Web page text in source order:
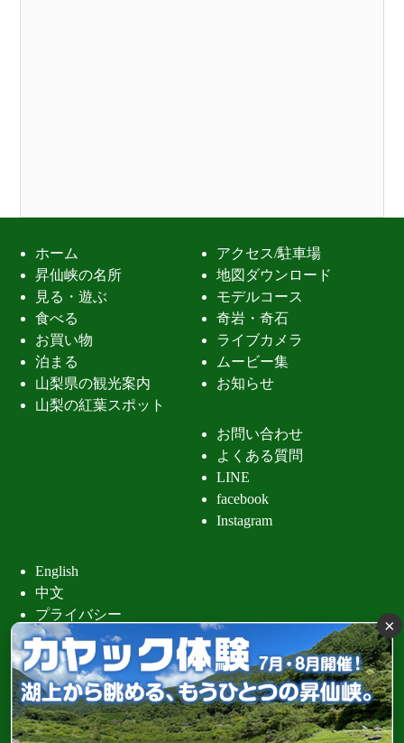
ホーム
昇仙峡の名所
見る・遊ぶ
食べる
お買い物
泊まる
山梨県の観光案内
山梨の紅葉スポット
アクセス/駐車場
地図ダウンロード
モデルコース
奇岩・奇石
ライブカメラ
ムービー集
お知らせ
お問い合わせ
よくある質問
LINE
facebook
Instagram
English
中文
プライバシー
昇仙峡 清
×